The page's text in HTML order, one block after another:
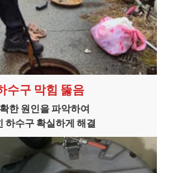
수구 막힘 뚫음
한 원인을 파악하여
하수구 확실하게 해결